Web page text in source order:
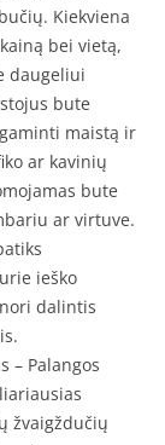
Kiekviena
bei vietą,
daugeliui
bute
maistą ir
ar kavinių
bute
ar virtuve.
ieško
dalintis
– Palangos
žvaigždučių